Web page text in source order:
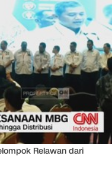
Relawan dari